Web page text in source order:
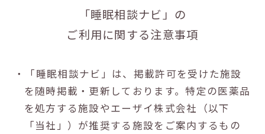
「睡眠相談ナビ」の
ご利用に関する注意事項
・「睡眠相談ナビ」は、掲載許可を受けた施設
を随時掲載・更新しております。特定の医薬品
を処方する施設やエーザイ株式会社（以下
「当社」）が推奨する施設をご案内するもの